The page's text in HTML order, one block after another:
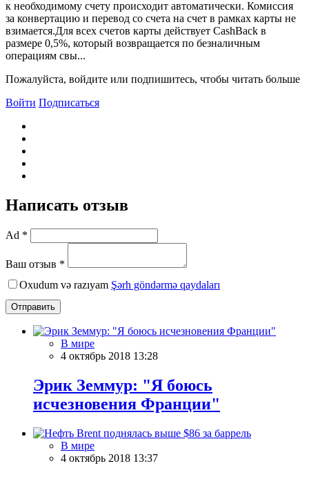
к необходимому счету происходит автоматически. Комиссия
за конвертацию и перевод со счета на счет в рамках карты не
взимается.Для всех счетов карты действует CashBack в
размере 0,5%, который возвращается по безналичным
операциям свы...
Пожалуйста, войдите или подпишитесь, чтобы читать больше
Войти Подписаться
Написать отзыв
Ad *
Ваш отзыв *
Oxudum və razıyam Şərh göndərmə qaydaları
Отправить
В мире
4 октябрь 2018 13:28
Эрик Земмур: "Я боюсь
исчезновения Франции"
В мире
4 октябрь 2018 13:37